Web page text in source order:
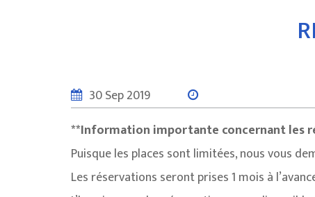
30 Sep 2019
**Information importante concernant les
Puisque les places sont limitées, nous vous
Les réservations seront prises 1 mois à